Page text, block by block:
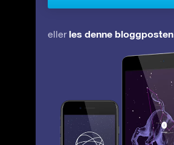
eller les denne bloggposten